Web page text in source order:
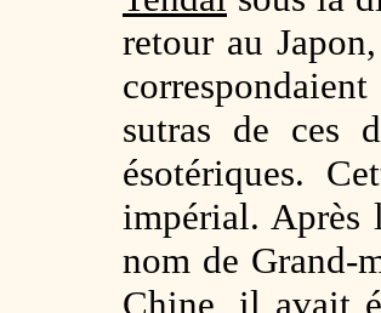
retour au
sutras de ces
ésotériques.
impérial.
nom de Grand-
Chine, il avait